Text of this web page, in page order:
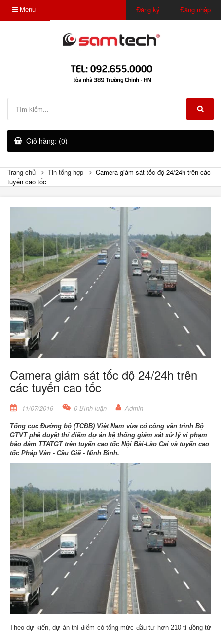
Menu Đăng ký Đăng nhập
Giỏ hàng: (0)
Trang chủ Tin tổng hợp
Camera giám sát tốc độ 24/24h trên các
tuyến cao tốc
Camera giám sát tốc độ 24/24h trên
các tuyến cao tốc
11/07/2016 0 Bình luận Admin
Tổng cục Đường bộ (TCĐB) Việt Nam vừa có công văn trình Bộ
GTVT phê duyệt thí điểm dự án hệ thống giám sát xử lý vi phạm
bảo đảm TTATGT trên tuyến cao tốc Nội Bài-Lào Cai và tuyến cao
tốc Pháp Vân - Cầu Giẽ - Ninh Bình.
Theo dự kiến, dự án thí điểm có tổng mức đầu tư hơn 210 tỉ đồng từ